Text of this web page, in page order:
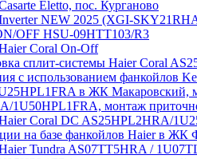
Eletto, пос. Курганово
NEW 2025 (XGI-
OFF HSU-09HTT103/R3
Coral On-Off
сплит-системы Haier Coral
с использованием фанкойлов
в ЖК Макаровский,
1U50HPL1FRA, монтаж
Coral DC AS25HPL2HRA/
на базе фанкойлов Haier в ЖК
Tundra AS07TT5HRA /